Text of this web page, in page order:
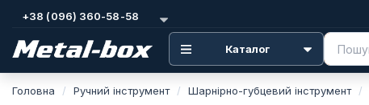
+38 (096) 360-58-58
Каталог
Головна Ручний інструмент Шарнірно-губцевий інструмент